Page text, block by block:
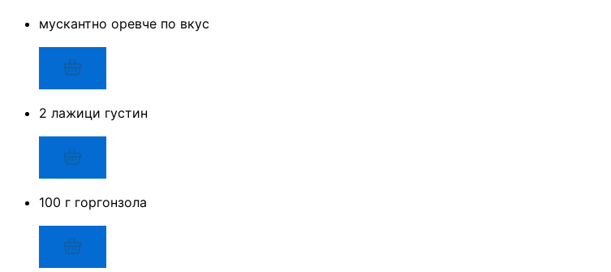
мускантно оревче по вкус
2 лажици густин
100 г горгонзола